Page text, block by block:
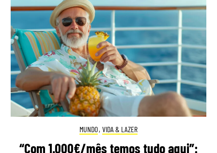
MUNDO, VIDA & LAZER
“Com 1.000€/mês temos tudo aqui”: